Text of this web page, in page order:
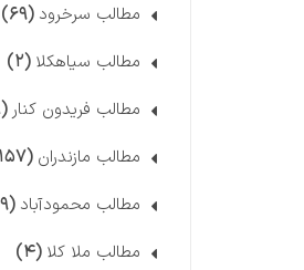
مطالب سرخرود (۶۹)
مطالب سیاهکلا (۲)
مطالب فریدون کنار (۱۸)
مطالب مازندران (۱۵۷)
مطالب محمودآباد (۴۹)
مطالب ملا کلا (۴)